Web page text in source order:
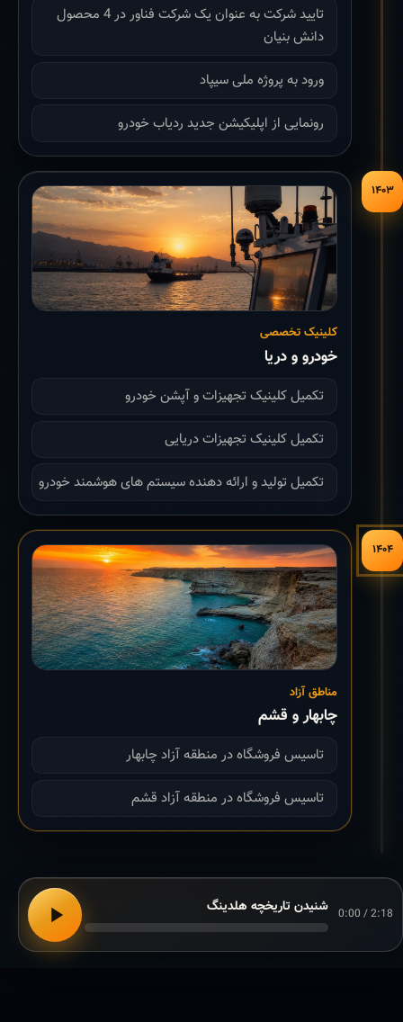
تایید شرکت به عنوان یک شرکت فناور در 4 محصول
دانش بنیان
ورود به پروژه ملی سیپاد
رونمایی از اپلیکیشن جدید ردیاب خودرو
۱۴۰۳
کلینیک تخصصی
خودرو و دریا
تکمیل کلینیک تجهیزات و آپشن خودرو
تکمیل کلینیک تجهیزات دریایی
تکمیل تولید و ارائه دهنده سیستم های هوشمند خودرو
۱۴۰۴
مناطق آزاد
چابهار و قشم
تاسیس فروشگاه در منطقه آزاد چابهار
تاسیس فروشگاه در منطقه آزاد قشم
0:00 / 2:18 شنیدن تاریخچه هلدینگ